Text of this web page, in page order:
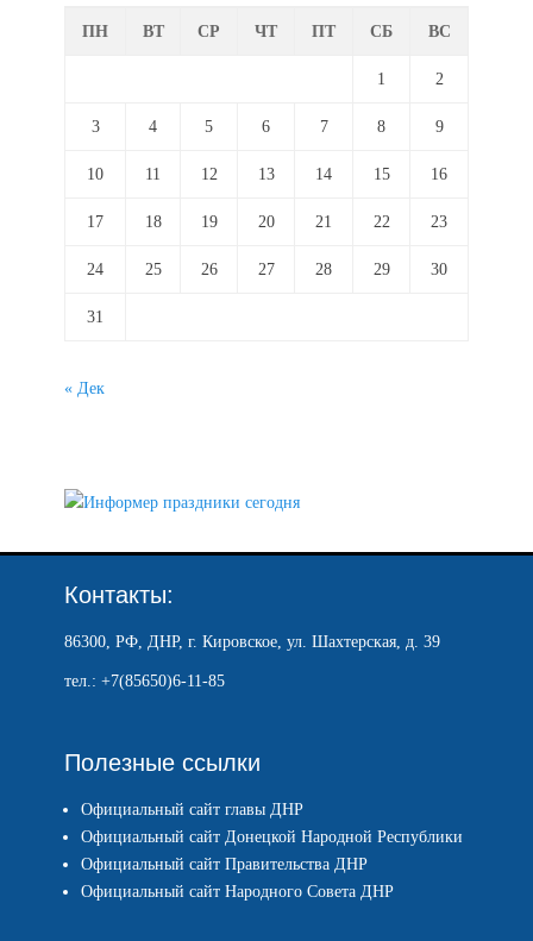
ПН ВТ СР ЧТ ПТ СБ ВС
1 2
3 4 5 6 7 8 9
10 11 12 13 14 15 16
17 18 19 20 21 22 23
24 25 26 27 28 29 30
31
« Дек
Контакты:
86300, РФ, ДНР, г. Кировское, ул. Шахтерская, д. 39
тел.: +7(85650)6-11-85
Полезные ссылки
Официальный сайт главы ДНР
Официальный сайт Донецкой Народной Республики
Официальный сайт Правительства ДНР
Официальный сайт Народного Совета ДНР